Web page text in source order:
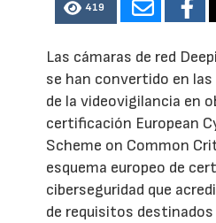
419
Las cámaras de red
se han convertido en
de la videovigilancia en
certificación European
Scheme on Common
esquema europeo de
ciberseguridad que
de requisitos